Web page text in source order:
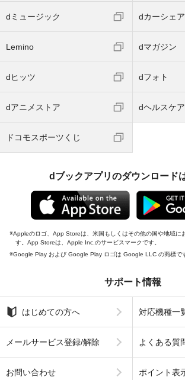
dミュージック dカーシェア
Lemino dマガジン
dヒッツ dフォト
dアニメストア dヘルスケア
ドコモスポーツくじ
dブックアプリのダウンロード
Appleのロゴ、App Storeは、米国もしくはその他の国や地域に
す。App Storeは、Apple Inc.のサービスマークです。
Google Play および Google Play ロゴは Google LLC の商標で
サポート情報
はじめての方へ 対応機種一
メールサービス登録/解除 よくある質
お問い合わせ ポイント表